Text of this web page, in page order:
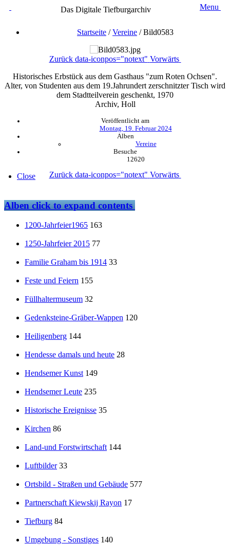
Das Digitale Tiefburgarchiv Menu
Startseite /Vereine /Bild0583
Zurück data-iconpos="notext" Vorwärts
Historisches Erbstück aus dem Gasthaus "zum Roten Ochsen".
Alter, von Studenten aus dem 19.Jahrundert zerschnitzter Tisch wird
dem Stadtteilverein geschenkt, 1970
Archiv, Holl
Veröffentlicht am
Montag, 19. Februar 2024
Alben
Vereine
Besuche
12620
Zurück data-iconpos="notext" Vorwärts
Close
Albenclick to expand contents
1200-Jahrfeier1965 163
1250-Jahrfeier 2015 77
Familie Graham bis 1914 33
Feste und Feiern 155
Füllhaltermuseum 32
Gedenksteine-Gräber-Wappen 120
Heiligenberg 144
Hendesse damals und heute 28
Hendsemer Kunst 149
Hendsemer Leute 235
Historische Ereignisse 35
Kirchen 86
Land-und Forstwirtschaft 144
Luftbilder 33
Ortsbild - Straßen und Gebäude 577
Partnerschaft Kiewskij Rayon 17
Tiefburg 84
Umgebung - Sonstiges 140